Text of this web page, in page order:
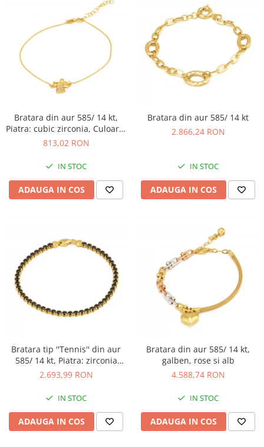
Bratara din aur 585/ 14 kt,
Piatra: cubic zirconia, Culoare:
transparenta
813,02 RON
IN STOC
ADAUGA IN COS
Bratara din aur 585/ 14 kt
2.866,24 RON
IN STOC
ADAUGA IN COS
Bratara tip ''Tennis'' din aur
585/ 14 kt, Piatra: zirconia
fatetata, Culoare: negru
2.693,99 RON
IN STOC
ADAUGA IN COS
Bratara din aur 585/ 14 kt,
galben, rose si alb
4.588,74 RON
IN STOC
ADAUGA IN COS